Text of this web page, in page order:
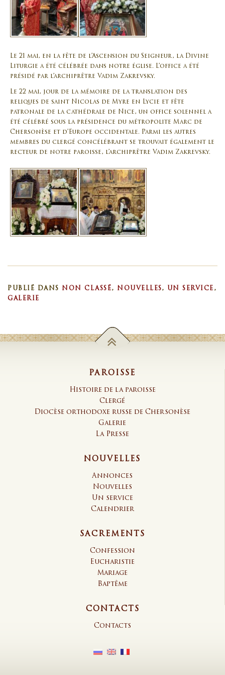
Le 21 mai, en la fête de l’Ascension du Seigneur, la Divine
Liturgie a été célébrée dans notre église. L’office a été
présidé par l’archiprêtre Vadim Zakrevsky.
Le 22 mai, jour de la mémoire de la translation des
reliques de saint Nicolas de Myre en Lycie et fête
patronale de la cathédrale de Nice, un office solennel a
été célébré sous la présidence du métropolite Marc de
Chersonèse et d’Europe occidentale. Parmi les autres
membres du clergé concélébrant se trouvait également le
recteur de notre paroisse, l’archiprêtre Vadim Zakrevsky.
PUBLIÉ DANS NON CLASSÉ, NOUVELLES, UN SERVICE ,
GALERIE
PAROISSE
Histoire de la paroisse
Clergé
Diocèse orthodoxe russe de Chersonèse
Galerie
La Presse
NOUVELLES
Annonces
Nouvelles
Un service
Calendrier
SACREMENTS
Confession
Eucharistie
Mariage
Baptême
CONTACTS
Contacts